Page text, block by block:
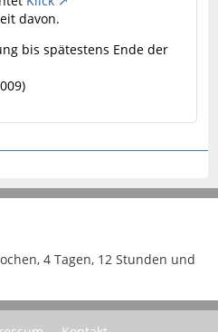
davon.
bis spätestens Ende der
4 Tagen, 12 Stunden und